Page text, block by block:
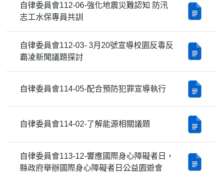
自律委員會112-06-強化地震災難認知 防汛
志工水保專員共訓
自律委員會112-03- 3月20號宣導校園反毒反
霸凌新聞議題探討
自律委員會114-05-配合預防犯罪宣導執行
自律委員會114-02-了解能源相關議題
自律委員會113-12-響應國際身心障礙者日，
縣政府舉辦國際身心障礙者日公益園遊會